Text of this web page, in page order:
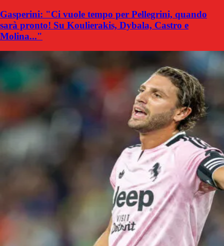
Gasperini: "Ci vuole tempo per Pellegrini, quando
sarà pronto! Su Koulierakis, Dybala, Castro e
Molina..."